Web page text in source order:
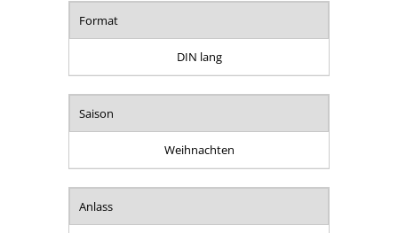
Format
DIN lang
Saison
Weihnachten
Anlass